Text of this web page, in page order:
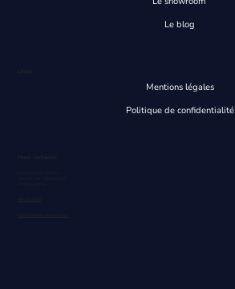
Mentions légales
Politique de confidentialité
Le blog